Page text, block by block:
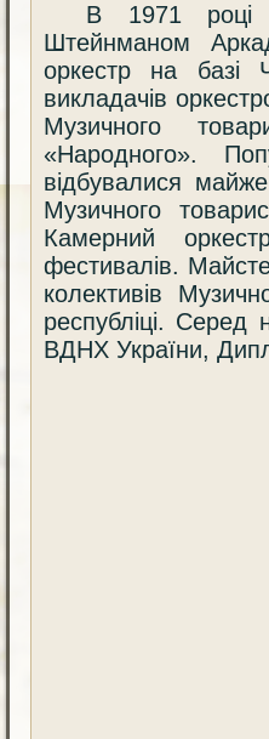
В 1971 році
Штейнманом
оркестр на базі
викладачів
Музичного
«Народного».
відбувалися
Музичного
Камерний
фестивалів.
колективів
республіці. Серед
ВДНХ України,